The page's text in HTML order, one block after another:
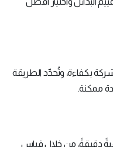
بكفاءة، وتُحدِّد الطريقة
ممكنة.
دقيقةً، من خلال قياس